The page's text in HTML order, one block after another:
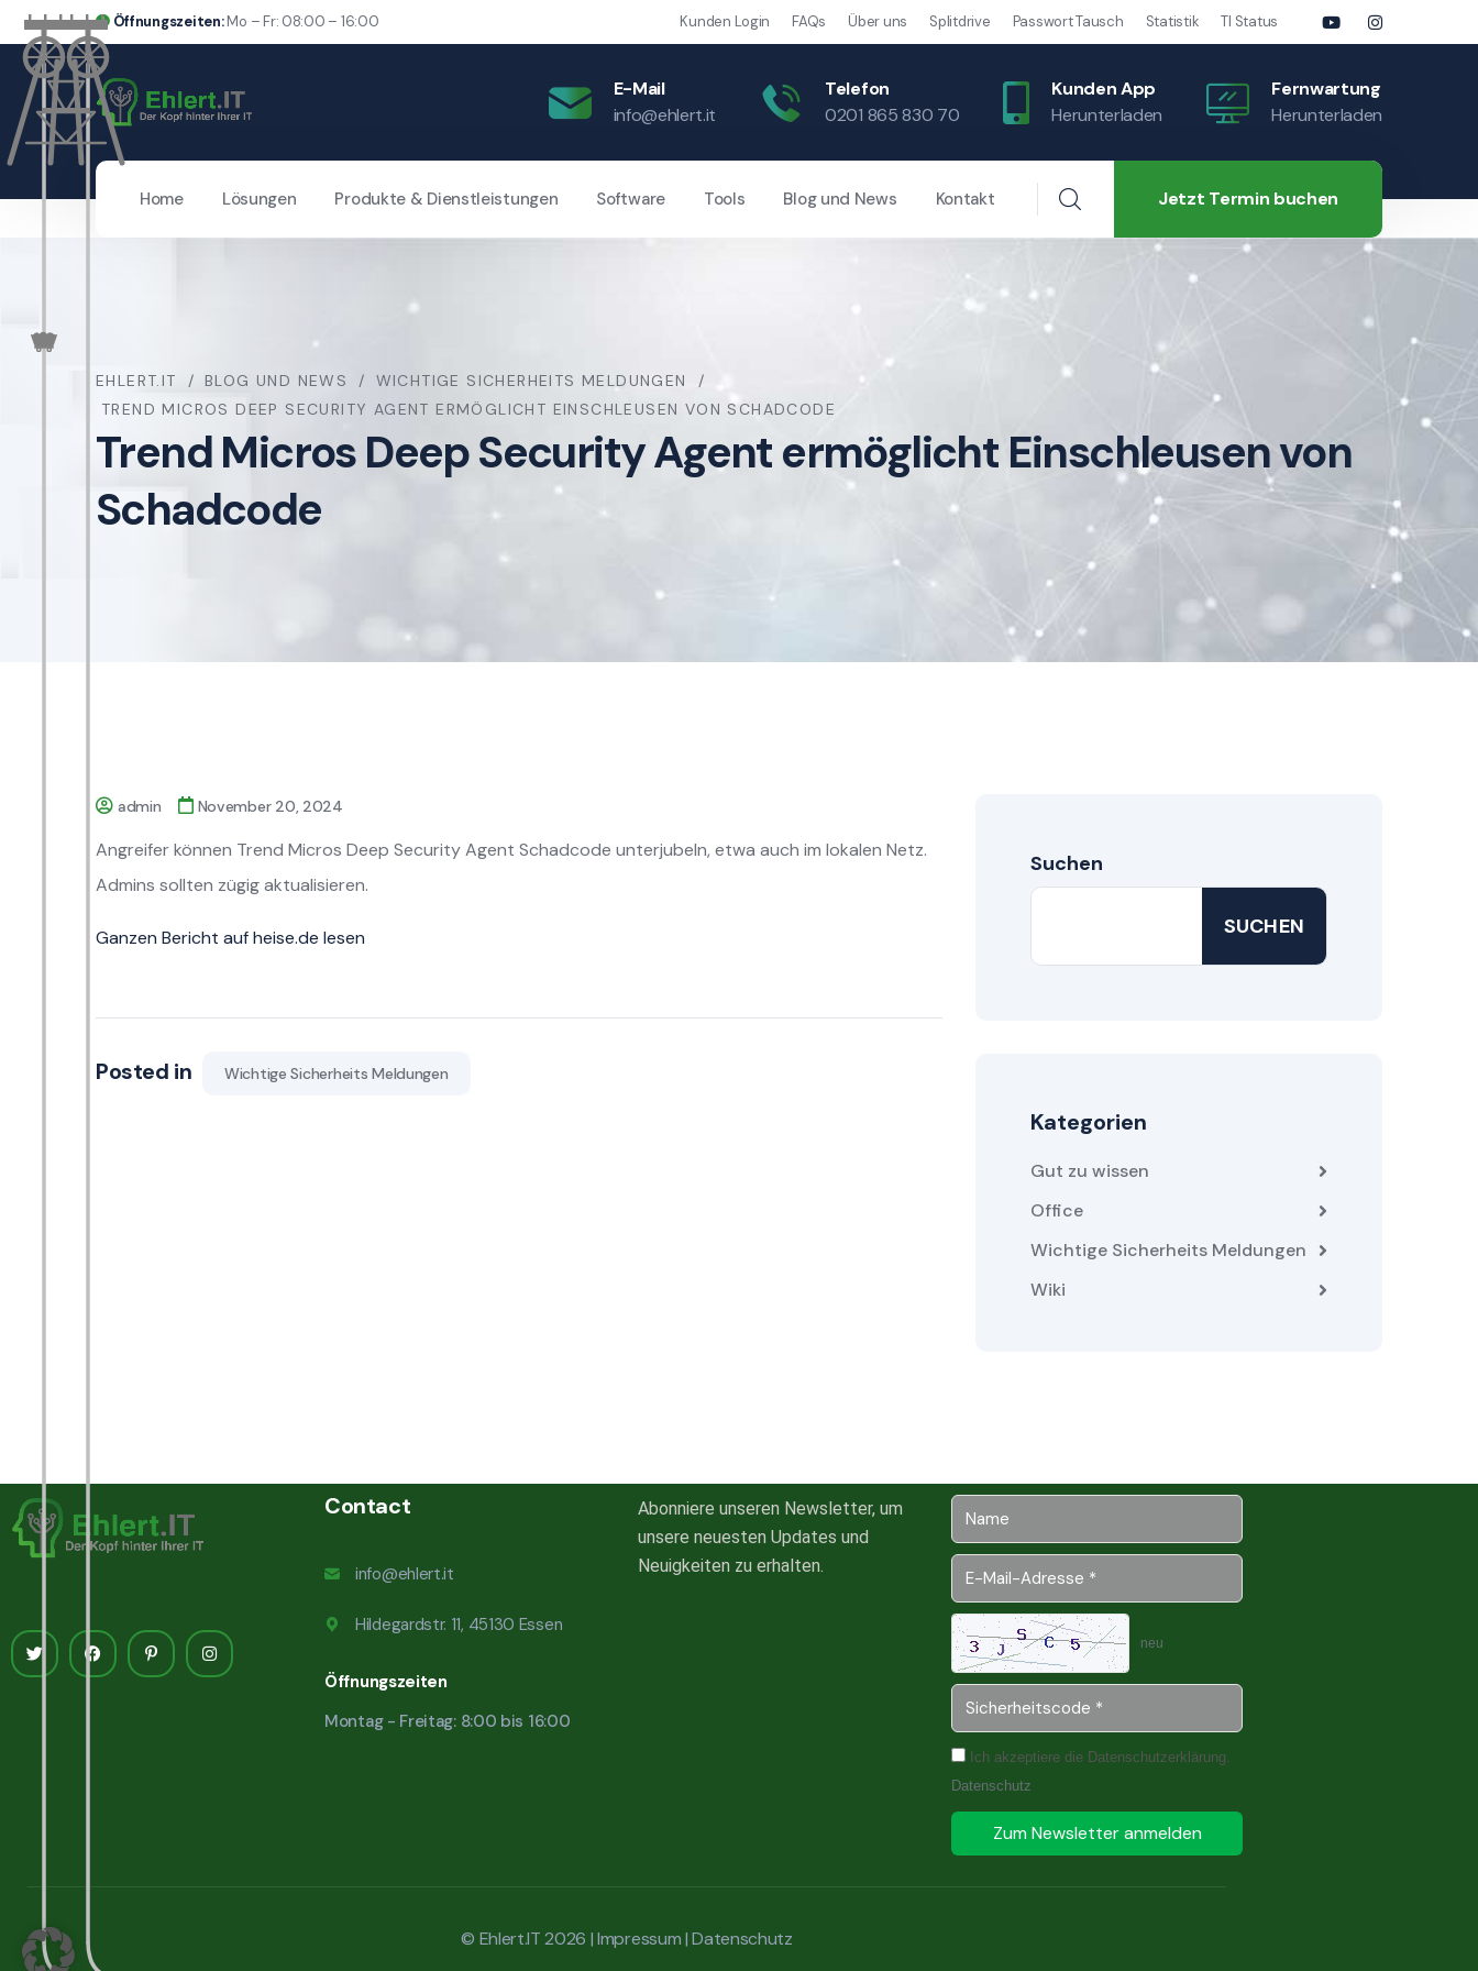
Öffnungszeiten:Mo – Fr: 08:00 – 16:00 Kunden Login FAQs Über uns Splitdrive Passwort Tausch Statistik TI Status
E-Mail
info@ehlert.it
Telefon
0201 865 830 70
Kunden App
Herunterladen
Fernwartung
Herunterladen
Home Lösungen Produkte & Dienstleistungen Software Tools Blog und News Kontakt Jetzt Termin buchen
EHLERT.IT BLOG UND NEWS
WICHTIGE SICHERHEITS MELDUNGEN
TREND MICROS DEEP SECURITY AGENT ERMÖGLICHT EINSCHLEUSEN VON SCHADCODE
Trend Micros Deep Security Agent ermöglicht Einschleusen von
Schadcode
admin November 20, 2024
Angreifer können Trend Micros Deep Security Agent Schadcode unterjubeln, etwa auch im lokalen Netz.
Admins sollten zügig aktualisieren.
Ganzen Bericht auf heise.de lesen
Posted in Wichtige Sicherheits Meldungen
Suchen
SUCHEN
Kategorien
Gut zu wissen
Office
Wichtige Sicherheits Meldungen
Wiki
Contact
info@ehlert.it
Hildegardstr. 11, 45130 Essen
Öffnungszeiten
Montag - Freitag: 8:00 bis 16:00
Abonniere unseren Newsletter, um
unsere neuesten Updates und
Neuigkeiten zu erhalten.
neu
Ich akzeptiere die Datenschutzerklärung.
Datenschutz
Zum Newsletter anmelden
© Ehlert.IT 2026 |Impressum|Datenschutz